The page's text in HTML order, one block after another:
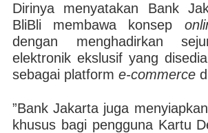
Dirinya menyatakan Bank
BliBli membawa konsep
dengan menghadirkan
elektronik ekslusif yang
sebagai platform e-commerce
”Bank Jakarta juga
khusus bagi pengguna Kartu